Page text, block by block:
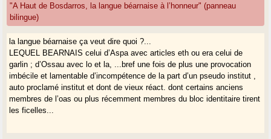
"A Haut de Bosdarros, la langue béarnaise à l’honneur" (panneau
bilingue)
la langue béarnaise ça veut dire quoi ?...
LEQUEL BEARNAIS celui d’Aspa avec articles eth ou era celui de
garlin ; d’Ossau avec lo et la, ...bref une fois de plus une provocation
imbécile et lamentable d’incompétence de la part d’un pseudo institut ,
auto proclamé institut et dont de vieux réact. dont certains anciens
membres de l’oas ou plus récemment membres du bloc identitaire tirent
les ficelles...